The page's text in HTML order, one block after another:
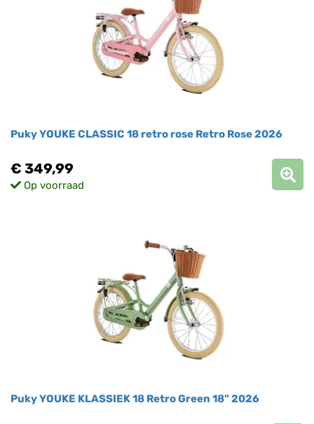
Puky YOUKE CLASSIC 18 retro rose Retro Rose 2026
€ 349,99
Op voorraad
Puky YOUKE KLASSIEK 18 Retro Green 18" 2026